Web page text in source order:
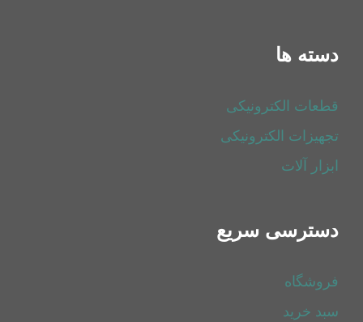
دسته ها
قطعات الکترونیکی
تجهیزات الکترونیکی
ابزار آلات
دسترسی سریع
فروشگاه
سبد خرید